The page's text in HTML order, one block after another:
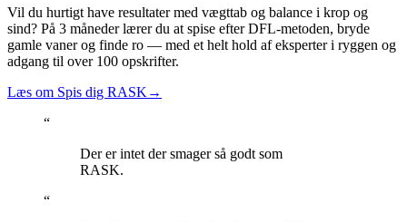
Vil du hurtigt have resultater med vægttab og balance i krop og
sind? På 3 måneder lærer du at spise efter DFL-metoden, bryde
gamle vaner og finde ro — med et helt hold af eksperter i ryggen og
adgang til over 100 opskrifter.
Læs om Spis dig RASK →
“
Der er intet der smager så godt som
RASK.
“